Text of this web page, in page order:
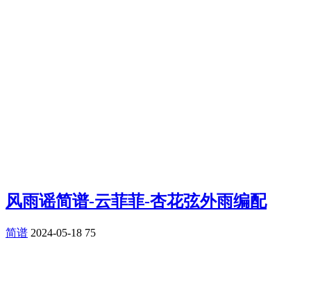
风雨谣简谱-云菲菲-杏花弦外雨编配
简谱 2024-05-18 75